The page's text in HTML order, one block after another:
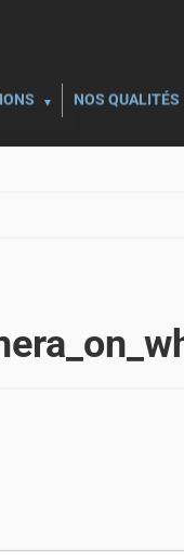
NOS QUALITÉS